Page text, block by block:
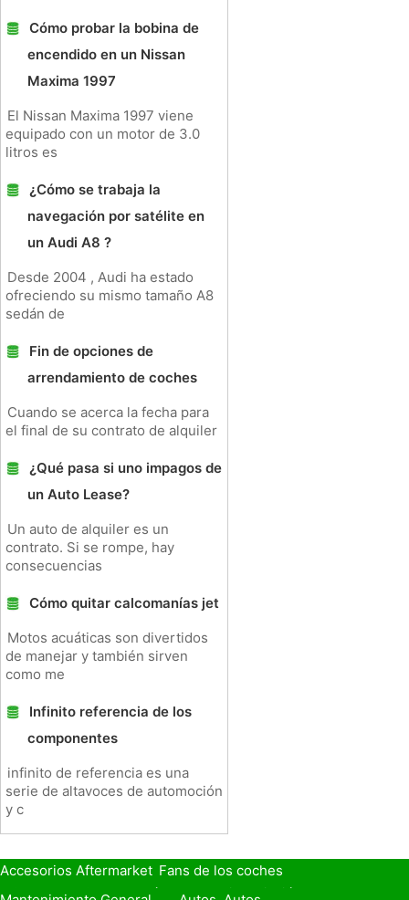
Cómo probar la bobina de
encendido en un Nissan
Maxima 1997
El Nissan Maxima 1997 viene
equipado con un motor de 3.0
litros es
¿Cómo se trabaja la
navegación por satélite en
un Audi A8 ?
Desde 2004 , Audi ha estado
ofreciendo su mismo tamaño A8
sedán de
Fin de opciones de
arrendamiento de coches
Cuando se acerca la fecha para
el final de su contrato de alquiler
¿Qué pasa si uno impagos de
un Auto Lease?
Un auto de alquiler es un
contrato. Si se rompe, hay
consecuencias
Cómo quitar calcomanías jet
Motos acuáticas son divertidos
de manejar y también sirven
como me
Infinito referencia de los
componentes
infinito de referencia es una
serie de altavoces de automoción
y c
Accesorios Aftermarket Fans de los coches
Seguro de Coche
Préstamos y Financiación